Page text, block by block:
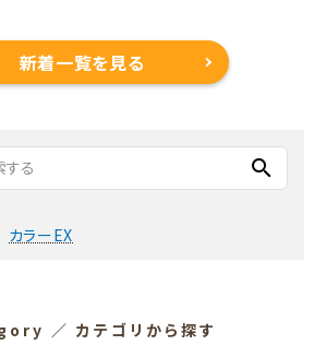
新着一覧を見る
search
カラーEX
／ カテゴリから探す